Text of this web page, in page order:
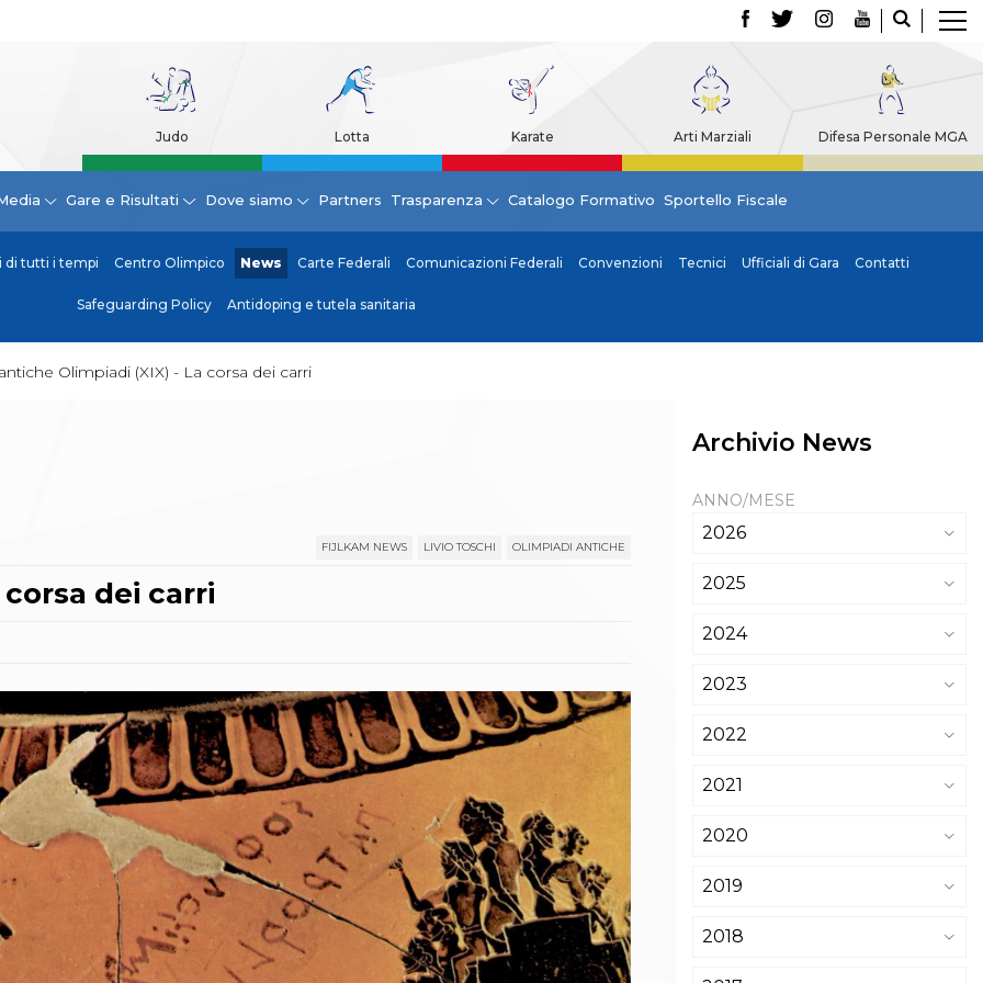
Judo Lotta Karate Arti Marziali Difesa Personale MGA
Gare e Risultati Dove siamo Partners Trasparenza Catalogo Formativo Sportello Fiscale
di tutti i tempi Centro Olimpico News Carte Federali Comunicazioni Federali Convenzioni Tecnici Ufficiali di Gara Contatti
Safeguarding Policy Antidoping e tutela sanitaria
Olimpiadi (XIX) - La corsa dei carri
FIJLKAM NEWS LIVIO TOSCHI OLIMPIADI ANTICHE
dei carri
Archivio News
ANNO/MESE
2026
2025
2024
2023
2022
2021
2020
2019
2018